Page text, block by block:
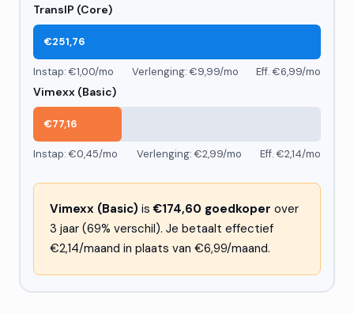
TransIP (Core)
€251,76
Instap: €1,00/mo Verlenging: €9,99/mo Eff. €6,99/mo
Vimexx (Basic)
€77,16
Instap: €0,45/mo Verlenging: €2,99/mo Eff. €2,14/mo
Vimexx (Basic) is€174,60 goedkoper over
3 jaar (69% verschil). Je betaalt effectief
€2,14/maand in plaats van €6,99/maand.